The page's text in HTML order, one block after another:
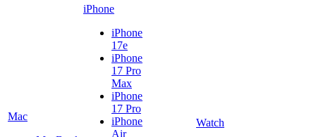
Mac
iPhone
iPhone
17e
iPhone
17 Pro
Max
iPhone
17 Pro
iPhone
Air
Watch